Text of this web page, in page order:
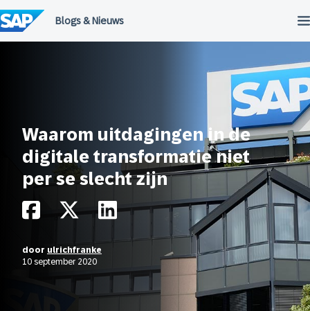
naar
de
inhoud
Waarom uitdagingen in de
digitale transformatie niet
per se slecht zijn
door ulrichfranke
10 september 2020